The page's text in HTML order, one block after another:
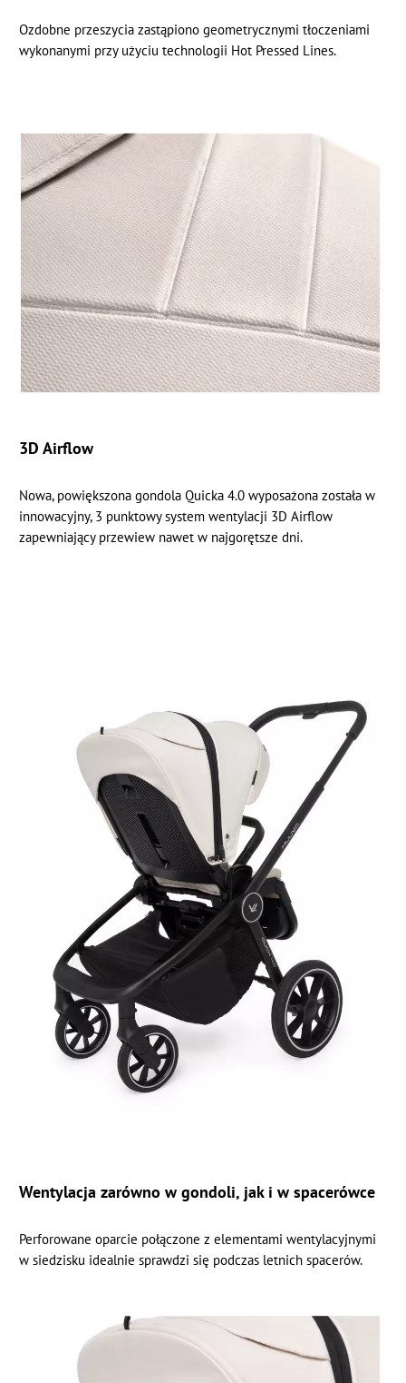
Ozdobne przeszycia zastąpiono geometrycznymi tłoczeniami
wykonanymi przy użyciu technologii Hot Pressed Lines.
3D Airflow
Nowa, powiększona gondola Quicka 4.0 wyposażona została w
innowacyjny, 3 punktowy system wentylacji 3D Airflow
zapewniający przewiew nawet w najgorętsze dni.
Wentylacja zarówno w gondoli, jak i w spacerówce
Perforowane oparcie połączone z elementami wentylacyjnymi
w siedzisku idealnie sprawdzi się podczas letnich spacerów.